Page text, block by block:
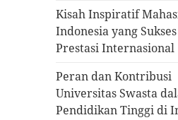
Kisah Inspiratif
Indonesia yang
Prestasi Internasional
Peran dan Kontribusi
Universitas Swasta
Pendidikan Tinggi di